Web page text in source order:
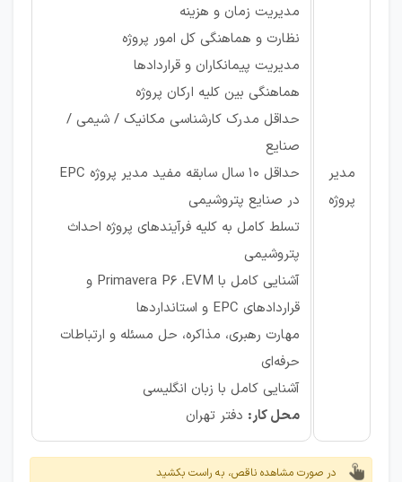
مدیر
پروژه
مدیریت زمان و هزینه
نظارت و هماهنگی کل امور پروژه
مدیریت پیمانکاران و قراردادها
هماهنگی بین کلیه ارکان پروژه
حداقل مدرک کارشناسی مکانیک / شیمی /
صنایع
حداقل ۱۰ سال سابقه مفید مدیر پروژه EPC
در صنایع پتروشیمی
تسلط کامل به کلیه فرآیندهای پروژه احداث
پتروشیمی
آشنایی کامل با Primavera P6 ،EVM و
قراردادهای EPC و استانداردها
مهارت رهبری، مذاکره، حل مسئله و ارتباطات
حرفه‌ای
آشنایی کامل با زبان انگلیسی
محل کار: دفتر تهران
در صورت مشاهده ناقص، به راست بکشید